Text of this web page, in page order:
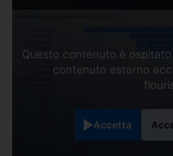
Questo contenuto è
contenuto esterno
Accetta